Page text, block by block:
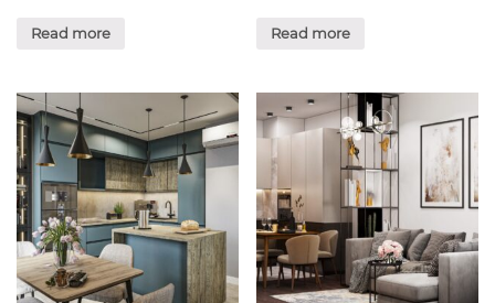
Read more Read more